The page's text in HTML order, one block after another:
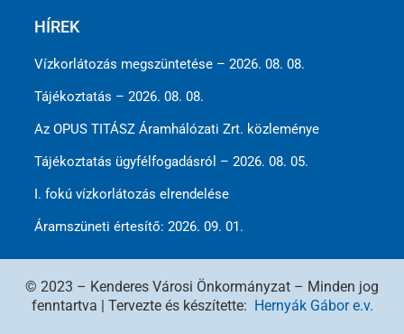
HÍREK
Vízkorlátozás megszüntetése – 2026. 08. 08.
Tájékoztatás – 2026. 08. 08.
Az OPUS TITÁSZ Áramhálózati Zrt. közleménye
Tájékoztatás ügyfélfogadásról – 2026. 08. 05.
I. fokú vízkorlátozás elrendelése
Áramszüneti értesítő: 2026. 09. 01.
© 2023 – Kenderes Városi Önkormányzat – Minden jog
fenntartva | Tervezte és készítette: Hernyák Gábor e.v.